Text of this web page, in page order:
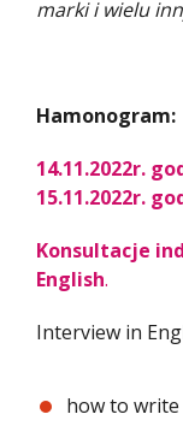
marki i wielu
Hamonogram:
14.11.2022r.
15.11.2022r.
Konsultacje
English.
Interview in
how to write